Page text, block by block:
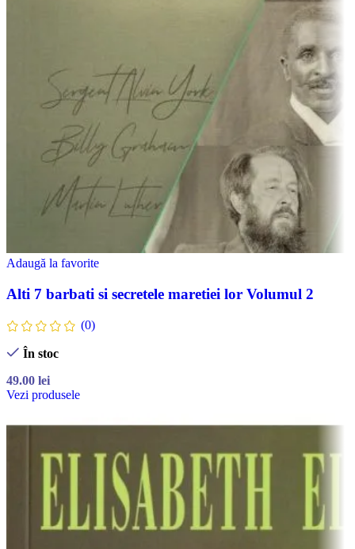
Adaugă la favorite
Alti 7 barbati si secretele maretiei lor Volumul 2
(0)
În stoc
49.00 lei
Vezi produsele